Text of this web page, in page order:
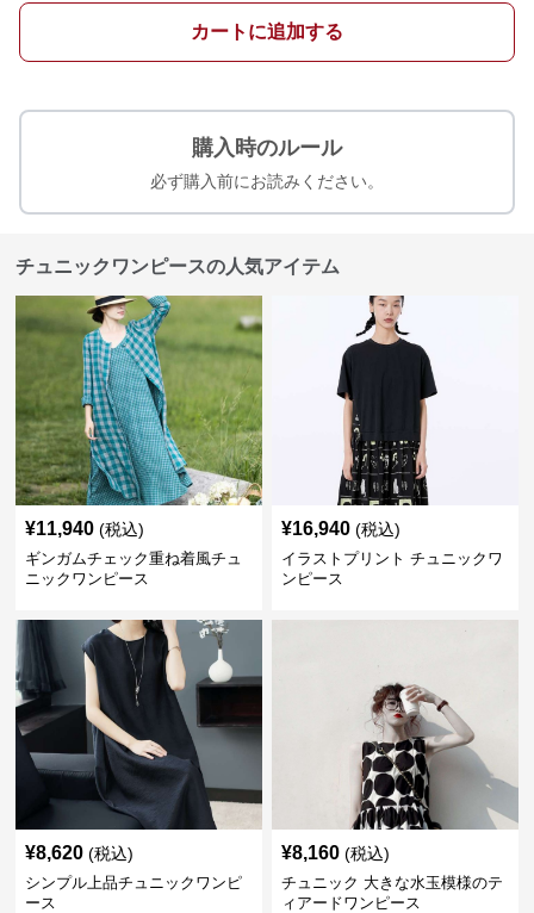
カートに追加する
購入時のルール
必ず購入前にお読みください。
チュニックワンピースの人気アイテム
¥11,940 (税込)
ギンガムチェック重ね着風チュ
ニックワンピース
¥16,940 (税込)
イラストプリント チュニックワ
ンピース
¥8,620 (税込)
シンプル上品チュニックワンピ
ース
¥8,160 (税込)
チュニック 大きな水玉模様のテ
ィアードワンピース